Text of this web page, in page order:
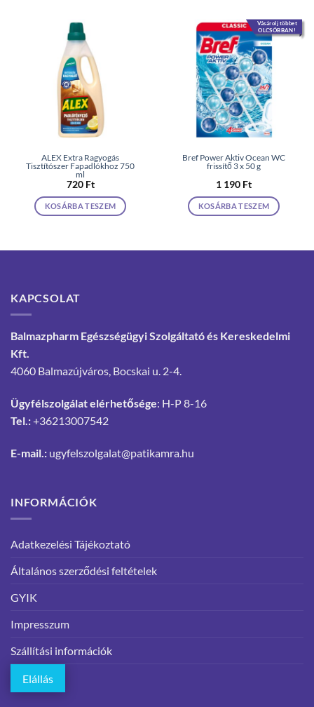
ALEX Extra Ragyogás
Tisztítószer Fapadlókhoz 750
ml
720 Ft
KOSÁRBA TESZEM
Vásárolj többet
OLCSÓBBAN!
Bref Power Aktiv Ocean WC
frissítő 3 x 50 g
1 190 Ft
KOSÁRBA TESZEM
KAPCSOLAT
Balmazpharm Egészségügyi Szolgáltató és Kereskedelmi
Kft.
4060 Balmazújváros, Bocskai u. 2-4.
Ügyfélszolgálat elérhetősége: H-P 8-16
Tel.:+36213007542
E-mail.: ugyfelszolgalat@patikamra.hu
INFORMÁCIÓK
Adatkezelési Tájékoztató
Általános szerződési feltételek
GYIK
Impresszum
Szállítási információk
Elállás